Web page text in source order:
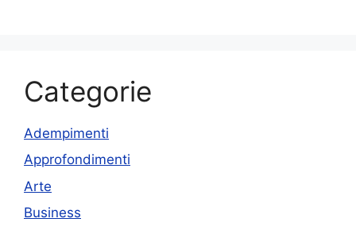
Categorie
Adempimenti
Approfondimenti
Arte
Business